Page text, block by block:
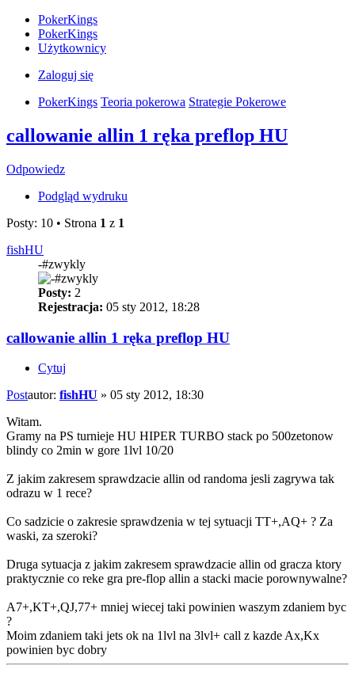
PokerKings
PokerKings
Użytkownicy
Zaloguj się
PokerKings Teoria pokerowa Strategie Pokerowe
callowanie allin 1 ręka preflop HU
Odpowiedz
Podgląd wydruku
Posty: 10 • Strona 1 z 1
fishHU
-#zwykly
Posty: 2
Rejestracja: 05 sty 2012, 18:28
callowanie allin 1 ręka preflop HU
Cytuj
Postautor: fishHU » 05 sty 2012, 18:30
Witam.
Gramy na PS turnieje HU HIPER TURBO stack po 500zetonow
blindy co 2min w gore 1lvl 10/20
Z jakim zakresem sprawdzacie allin od randoma jesli zagrywa tak
odrazu w 1 rece?
Co sadzicie o zakresie sprawdzenia w tej sytuacji TT+,AQ+ ? Za
waski, za szeroki?
Druga sytuacja z jakim zakresem sprawdzacie allin od gracza ktory
praktycznie co reke gra pre-flop allin a stacki macie porownywalne?
A7+,KT+,QJ,77+ mniej wiecej taki powinien waszym zdaniem byc
?
Moim zdaniem taki jets ok na 1lvl na 3lvl+ call z kazde Ax,Kx
powinien byc dobry